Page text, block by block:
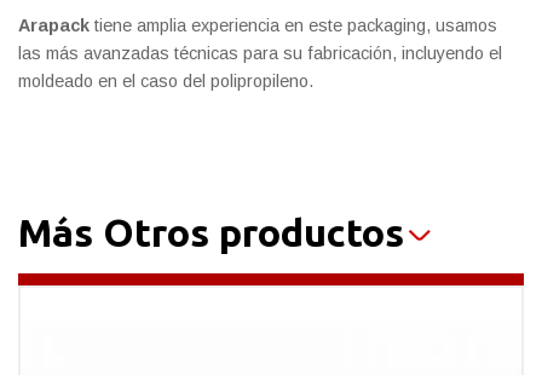
Arapack tiene amplia experiencia en este packaging, usamos
las más avanzadas técnicas para su fabricación, incluyendo el
moldeado en el caso del polipropileno.
Más Otros productos